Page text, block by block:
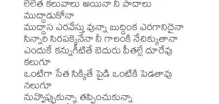
ముద్దాడుకోనా
ముద్దాస ఎరవేస్తు వున్నా బుద్దింక ఎరగానిదైనా
సిన్నారి సిరపక్కెనేనా నీ గాలంకి నేచిక్కుతానా
ఎందుకే కన్నుగీటితే బెదురు పీతల్లే దూరేవు
కలుగూ
ఒంటిగా సేత సిక్కితే పైడి ఒంటికి పెడతావు
నలుగూ
నువ్వొప్పుకున్నా తప్పించుకున్నా